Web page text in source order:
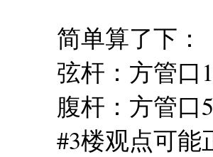
简单算了下：
弦杆：方管口
腹杆：方管
#3楼观点可能